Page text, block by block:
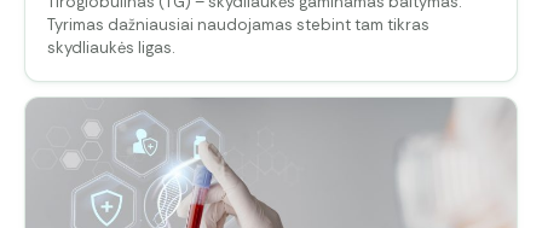
Tyrimas dažniausiai naudojamas stebint tam tikras
skydliaukės ligas.